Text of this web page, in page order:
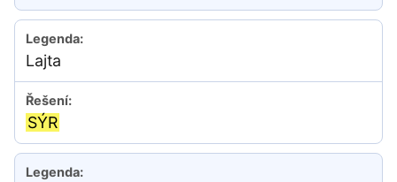
Lajta
SÝR